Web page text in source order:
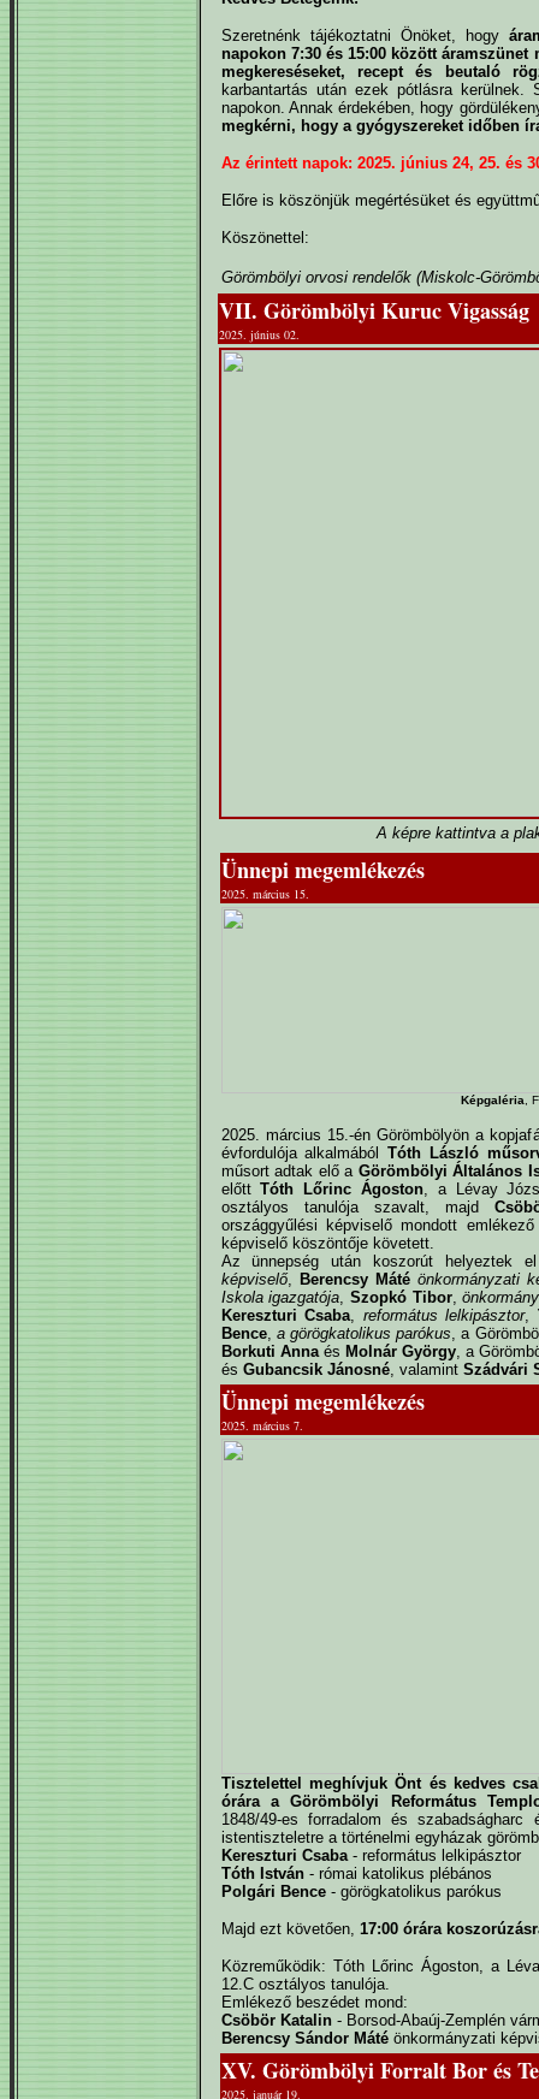
Szeretnénk tájékoztatni Önöket, hogy
napokon 7:30 és 15:00 között
megkereséseket, recept és beutaló
karbantartás után ezek pótlásra
napokon. Annak érdekében, hogy
megkérni, hogy a gyógyszereket időben
Az érintett napok: 2025. június 24, 25. és
Előre is köszönjük megértésüket és
Köszönettel:
Görömbölyi orvosi rendelők (Miskolc-
VII. Görömbölyi Kuruc Vigasság
2025. június 02.
A képre kattintva a
Ünnepi megemlékezés
2025. március 15.
Képgaléria ,
2025. március 15.-én Görömbölyön a
évfordulója alkalmábólTóth László
műsort adtak elő a Görömbölyi Általános
előttTóth Lőrinc Ágoston, a Lévay
osztályos tanulója szavalt, majd
országgyűlési képviselő mondott
képviselő köszöntője követett.
Az ünnepség után koszorút helyeztek
képviselő, Berencsy Mátéönkormányzati
Iskola igazgatója, Szopkó Tibor,
Kereszturi Csaba, református lelkipásztor,
Bence, a görögkatolikus parókus, a
Borkuti Annaés Molnár György, a
és Gubancsik Jánosné, valamint Szádvári
Ünnepi megemlékezés
2025. március 7.
Tisztelettel meghívjuk Önt és kedves
órára a Görömbölyi Református
1848/49-es forradalom és szabadságharc
istentiszteletre a történelmi egyházak
Kereszturi Csaba- református lelkipásztor
Tóth István- római katolikus plébános
Polgári Bence- görögkatolikus parókus
Majd ezt követően, 17:00 órára
Közreműködik: Tóth Lőrinc Ágoston, a
12.C osztályos tanulója.
Emlékező beszédet mond:
Csöbör Katalin- Borsod-Abaúj-Zemplén
Berencsy Sándor Mátéönkormányzati
XV. Görömbölyi Forralt Bor és
2025. január 19.